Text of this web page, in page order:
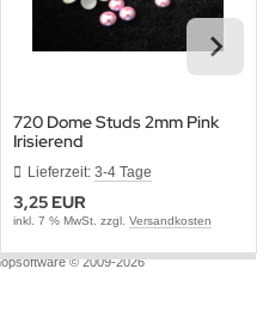
720 Dome Studs 2mm Pink
Irisierend
Lieferzeit: 3-4 Tage
3,25 EUR
inkl. 7 % MwSt. zzgl. Versandkosten
© 2009-2026